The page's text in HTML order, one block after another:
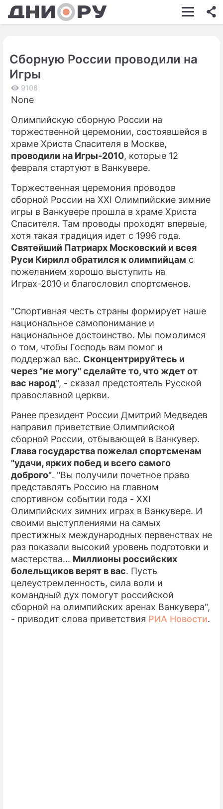
ШОУ-БИЗНЕС
КИНО
ЭКОНОМИКА
ПРОИСШЕСТВИЯ
СОННИК
СЕРИАЛЫ
ИГРЫ
ПРЕСС-РЕЛИЗЫ
О ПРОЕКТЕ
Сборную России проводили на
Игры
9108
None
Олимпийскую сборную России на
торжественной церемонии, состоявшейся в
храме Христа Спасителя в Москве,
проводили на Игры-2010, которые 12
февраля стартуют в Ванкувере.
Торжественная церемония проводов
сборной России на XXI Олимпийские зимние
игры в Ванкувере прошла в храме Христа
Спасителя. Там проводы проходят впервые,
хотя такая традиция идет с 1996 года.
Святейший Патриарх Московский и всея
Руси Кирилл обратился к олимпийцам с
пожеланием хорошо выступить на
Играх-2010 и благословил спортсменов.
"Спортивная честь страны формирует наше
национальное самопонимание и
национальное достоинство. Мы помолимся
о том, чтобы Господь вам помог и
поддержал вас. Сконцентрируйтесь и
через "не могу" сделайте то, что ждет от
вас народ", - сказал предстоятель Русской
православной церкви.
Ранее президент России Дмитрий Медведев
направил приветствие Олимпийской
сборной России, отбывающей в Ванкувер.
Глава государства пожелал спортсменам
"удачи, ярких побед и всего самого
доброго". "Вы получили почетное право
представлять Россию на главном
спортивном событии года - XXI
Олимпийских зимних играх в Ванкувере. И
своими выступлениями на самых
престижных международных первенствах не
раз показали высокий уровень подготовки и
мастерства... Миллионы российских
болельщиков верят в вас. Пусть
целеустремленность, сила воли и
командный дух помогут российской
сборной на олимпийских аренах Ванкувера",
- приводит слова приветствия РИА Новости.